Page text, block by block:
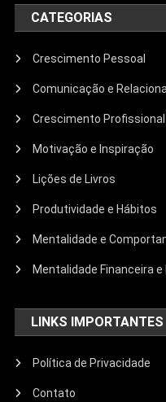
CATEGORIAS
Crescimento Pessoal
Comunicação e
Crescimento Profissional
Motivação e Inspiração
Lições de Livros
Produtividade e Hábitos
Mentalidade e
Mentalidade Financeira e
LINKS IMPORTANTES
Política de Privacidade
Contato